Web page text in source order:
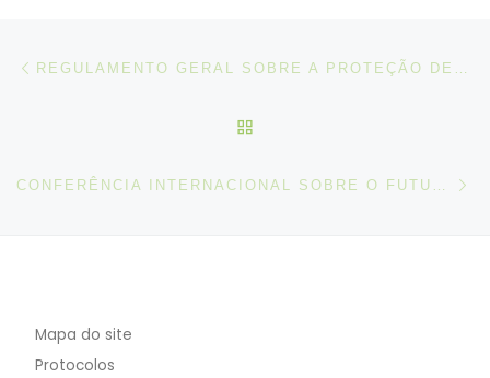
Post navigation
Mapa do site
Protocolos